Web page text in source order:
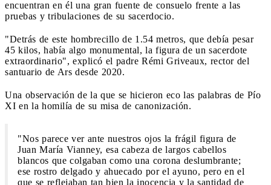
encuentran en él una gran fuente de consuelo frente a las
pruebas y tribulaciones de su sacerdocio.
"Detrás de este hombrecillo de 1.54 metros, que debía pesar
45 kilos, había algo monumental, la figura de un sacerdote
extraordinario", explicó el padre Rémi Griveaux, rector del
santuario de Ars desde 2020.
Una observación de la que se hicieron eco las palabras de Pío
XI en la homilía de su misa de canonización.
"Nos parece ver ante nuestros ojos la frágil figura de
Juan María Vianney, esa cabeza de largos cabellos
blancos que colgaban como una corona deslumbrante;
ese rostro delgado y ahuecado por el ayuno, pero en el
que se reflejaban tan bien la inocencia y la santidad de